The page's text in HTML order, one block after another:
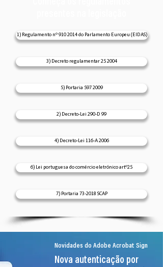
1) Regulamento nº 910 2014 do Parlamento Europeu (EIDAS)
3) Decreto regulamentar 25 2004
5) Portaria 597 2009
2) Decreto-Lei 290-D 99
4) Decreto-Lei 116-A 2006
6) Lei portuguesa do comércio eletrónico artº25
7) Portaria 73-2018 SCAP
Novidades do Adobe Acrobat Sign
Nova autenticação por